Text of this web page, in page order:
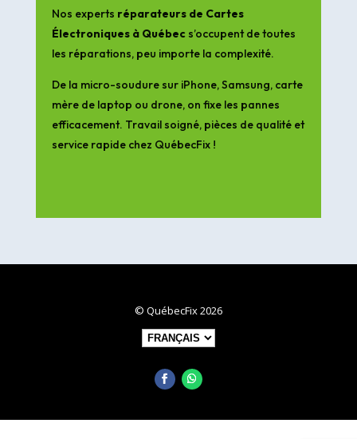
Nos experts réparateurs de Cartes
Électroniques à Québecs’occupent de toutes
les réparations, peu importe la complexité.
De la micro-soudure sur iPhone, Samsung, carte
mère de laptop ou drone, on fixe les pannes
efficacement. Travail soigné, pièces de qualité et
service rapide chez QuébecFix !
© QuébecFix 2026